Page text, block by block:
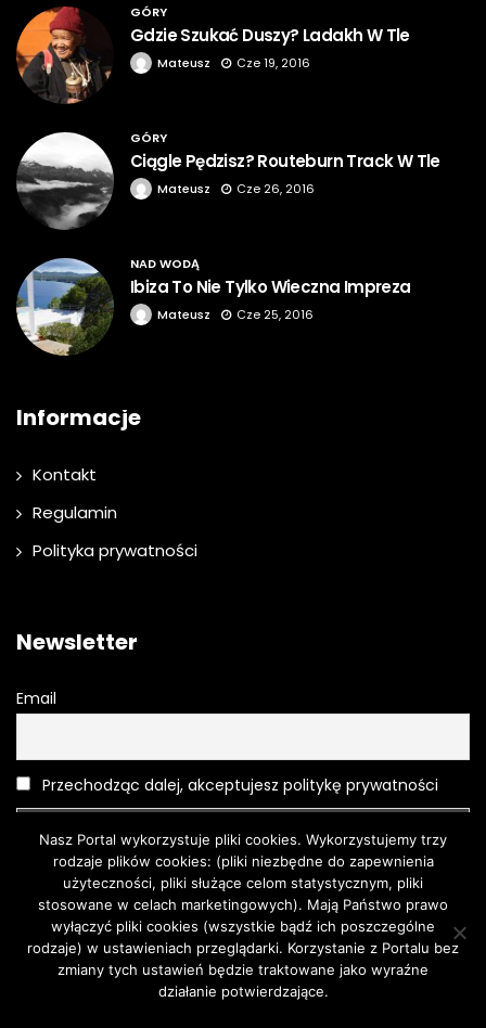
GÓRY
Gdzie Szukać Duszy? Ladakh W Tle
Mateusz Cze 19, 2016
GÓRY
Ciągle Pędzisz? Routeburn Track W Tle
Mateusz Cze 26, 2016
NAD WODĄ
Ibiza To Nie Tylko Wieczna Impreza
Mateusz Cze 25, 2016
Informacje
Kontakt
Regulamin
Polityka prywatności
Newsletter
Email
Przechodząc dalej, akceptujesz politykę prywatności
Moda O urodzie Kosmetyki Pielęgnacja
Moda męska
Nasz Portal wykorzystuje pliki cookies. Wykorzystujemy trzy
rodzaje plików cookies: (pliki niezbędne do zapewnienia
użyteczności, pliki służące celom statystycznym, pliki
stosowane w celach marketingowych). Mają Państwo prawo
wyłączyć pliki cookies (wszystkie bądź ich poszczególne
rodzaje) w ustawieniach przeglądarki. Korzystanie z Portalu bez
zmiany tych ustawień będzie traktowane jako wyraźne
działanie potwierdzające.